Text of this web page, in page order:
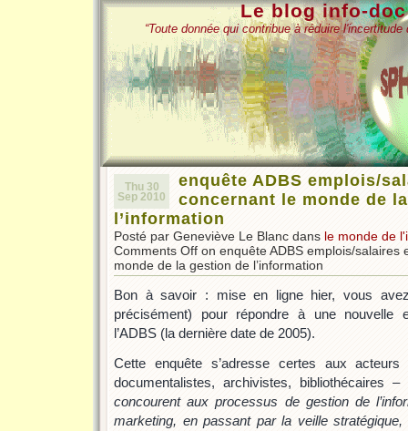
Le blog info-
“Toute donnée qui contribue à réduire
Thu 30
Sep 2010
enquête ADBS emplois/
concernant le monde de
l’information
Posté par Geneviève Le Blanc dans le monde de
Comments Off on enquête ADBS emplois/salaires
monde de la gestion de l’information
Bon à savoir : mise en ligne hier, vous
précisément) pour répondre à une nouvelle
l’ADBS (la dernière date de 2005).
Cette enquête s’adresse certes aux acteurs
documentalistes, archivistes, bibliothécaires
concourent aux processus de gestion de
marketing, en passant par la veille stratégique,